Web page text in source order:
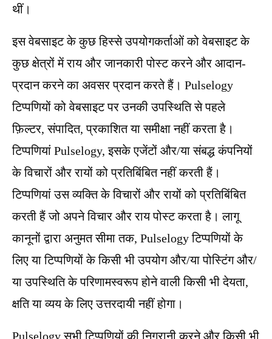
थीं।
इस वेबसाइट के कुछ हिस्से उपयोगकर्ताओं को वेबसाइट के
कुछ क्षेत्रों में राय और जानकारी पोस्ट करने और आदान-
प्रदान करने का अवसर प्रदान करते हैं। Pulselogy
टिप्पणियों को वेबसाइट पर उनकी उपस्थिति से पहले
फ़िल्टर, संपादित, प्रकाशित या समीक्षा नहीं करता है।
टिप्पणियां Pulselogy, इसके एजेंटों और/या संबद्ध कंपनियों
के विचारों और रायों को प्रतिबिंबित नहीं करती हैं।
टिप्पणियां उस व्यक्ति के विचारों और रायों को प्रतिबिंबित
करती हैं जो अपने विचार और राय पोस्ट करता है। लागू
कानूनों द्वारा अनुमत सीमा तक, Pulselogy टिप्पणियों के
लिए या टिप्पणियों के किसी भी उपयोग और/या पोस्टिंग और/
या उपस्थिति के परिणामस्वरूप होने वाली किसी भी देयता,
क्षति या व्यय के लिए उत्तरदायी नहीं होगा।
Pulselogy सभी टिप्पणियों की निगरानी करने और किसी भी